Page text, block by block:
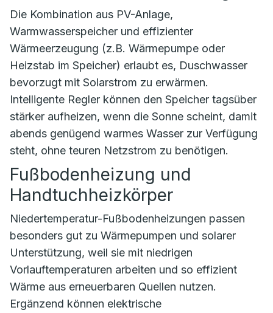
Die Kombination aus PV-Anlage,
Warmwasserspeicher und effizienter
Wärmeerzeugung (z.B. Wärmepumpe oder
Heizstab im Speicher) erlaubt es, Duschwasser
bevorzugt mit Solarstrom zu erwärmen.
Intelligente Regler können den Speicher tagsüber
stärker aufheizen, wenn die Sonne scheint, damit
abends genügend warmes Wasser zur Verfügung
steht, ohne teuren Netzstrom zu benötigen.
Fußbodenheizung und
Handtuchheizkörper
Niedertemperatur-Fußbodenheizungen passen
besonders gut zu Wärmepumpen und solarer
Unterstützung, weil sie mit niedrigen
Vorlauftemperaturen arbeiten und so effizient
Wärme aus erneuerbaren Quellen nutzen.
Ergänzend können elektrische